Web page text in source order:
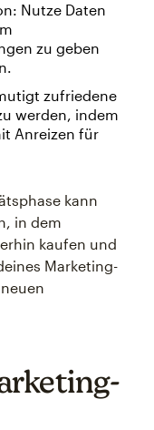
Nutze Daten
zu geben
zufriedene
werden, indem
Anreizen für
kann
in dem
kaufen und
Marketing-